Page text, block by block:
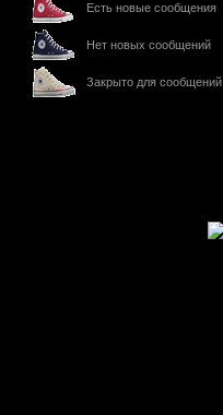
Есть новые сообщения
Нет новых сообщений
Закрыто для сообщений